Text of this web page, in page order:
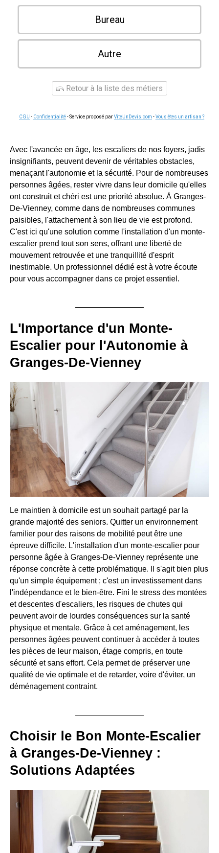
Bureau
Autre
Retour à la liste des métiers
CGU - Confidentialité- Service proposé parViteUnDevis.com -Vous êtes un artisan ?
Avec l'avancée en âge, les escaliers de nos foyers, jadis
insignifiants, peuvent devenir de véritables obstacles,
menaçant l'autonomie et la sécurité. Pour de nombreuses
personnes âgées, rester vivre dans leur domicile qu'elles
ont construit et chéri est une priorité absolue. À Granges-
De-Vienney, comme dans de nombreuses communes
paisibles, l'attachement à son lieu de vie est profond.
C'est ici qu'une solution comme l'installation d'un monte-
escalier prend tout son sens, offrant une liberté de
mouvement retrouvée et une tranquillité d'esprit
inestimable. Un professionnel dédié est à votre écoute
pour vous accompagner dans ce projet essentiel.
L'Importance d'un Monte-
Escalier pour l'Autonomie à
Granges-De-Vienney
Le maintien à domicile est un souhait partagé par la
grande majorité des seniors. Quitter un environnement
familier pour des raisons de mobilité peut être une
épreuve difficile. L'installation d'un monte-escalier pour
personne âgée à Granges-De-Vienney représente une
réponse concrète à cette problématique. Il s'agit bien plus
qu'un simple équipement ; c'est un investissement dans
l'indépendance et le bien-être. Fini le stress des montées
et descentes d'escaliers, les risques de chutes qui
peuvent avoir de lourdes conséquences sur la santé
physique et mentale. Grâce à cet aménagement, les
personnes âgées peuvent continuer à accéder à toutes
les pièces de leur maison, étage compris, en toute
sécurité et sans effort. Cela permet de préserver une
qualité de vie optimale et de retarder, voire d'éviter, un
déménagement contraint.
Choisir le Bon Monte-Escalier
à Granges-De-Vienney :
Solutions Adaptées